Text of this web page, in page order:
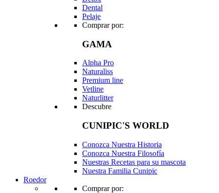
Dental
Pelaje
Comprar por:
GAMA
Alpha Pro
Naturaliss
Premium line
Vetline
Naturlitter
Descubre
CUNIPIC'S WORLD
Conozca Nuestra Historia
Conozca Nuestra Filosofía
Nuestras Recetas para su mascota
Nuestra Familia Cunipic
Roedor
Comprar por: